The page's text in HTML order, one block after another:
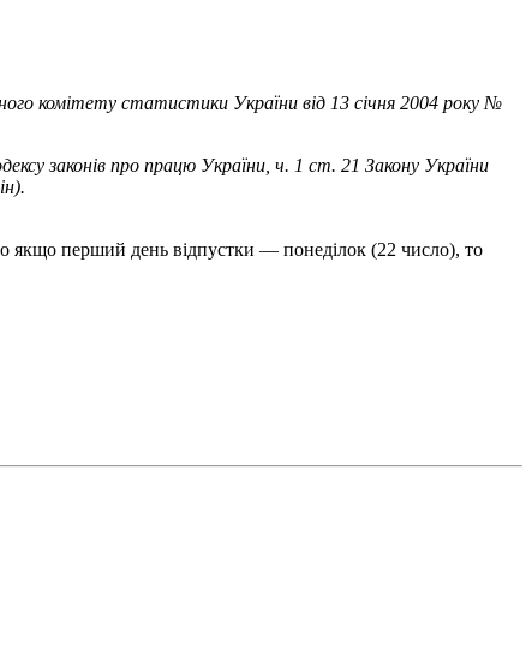
комітету статистики України від 13 січня 2004 року №
законів про працю України, ч. 1 ст. 21 Закону України
якщо перший день відпустки — понеділок (22 число), то